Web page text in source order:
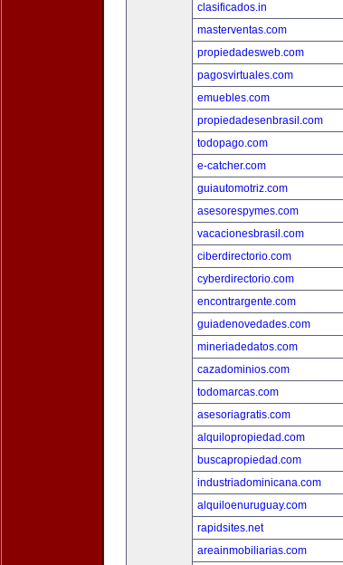
clasificados.in
masterventas.com
propiedadesweb.com
pagosvirtuales.com
emuebles.com
propiedadesenbrasil.com
todopago.com
e-catcher.com
guiautomotriz.com
asesorespymes.com
vacacionesbrasil.com
ciberdirectorio.com
cyberdirectorio.com
encontrargente.com
guiadenovedades.com
mineriadedatos.com
cazadominios.com
todomarcas.com
asesoriagratis.com
alquilopropiedad.com
buscapropiedad.com
industriadominicana.com
alquiloenuruguay.com
rapidsites.net
areainmobiliarias.com